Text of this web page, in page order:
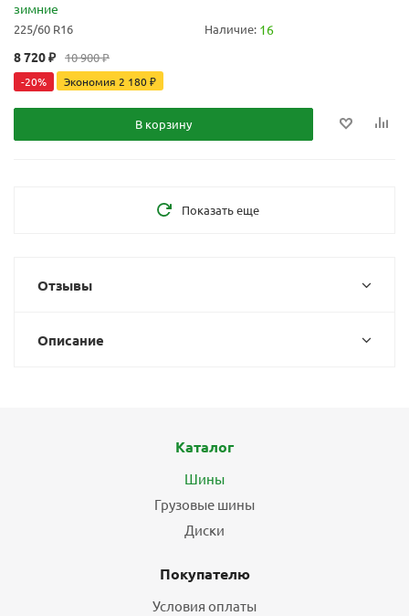
зимние
225/60 R16 Наличие: 16
8 720₽ 10 900₽
-20% Экономия 2 180₽
В корзину
Показать еще
Отзывы
Описание
Каталог
Шины
Грузовые шины
Диски
Покупателю
Условия оплаты